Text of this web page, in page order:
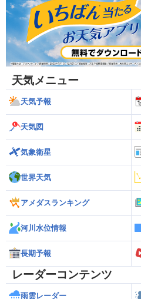
天気メニュー
天気予報
天気図
気象衛星
世界天気
アメダスランキング
河川水位情報
長期予報
レーダーコンテンツ
雨雲レーダー